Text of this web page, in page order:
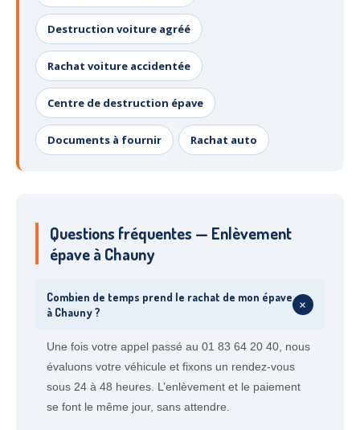
Destruction voiture agréé
Rachat voiture accidentée
Centre de destruction épave
Documents à fournir Rachat auto
Questions fréquentes — Enlèvement
épave à Chauny
Combien de temps prend le rachat de mon épave
à Chauny ?
+
Une fois votre appel passé au 01 83 64 20 40, nous
évaluons votre véhicule et fixons un rendez-vous
sous 24 à 48 heures. L’enlèvement et le paiement
se font le même jour, sans attendre.